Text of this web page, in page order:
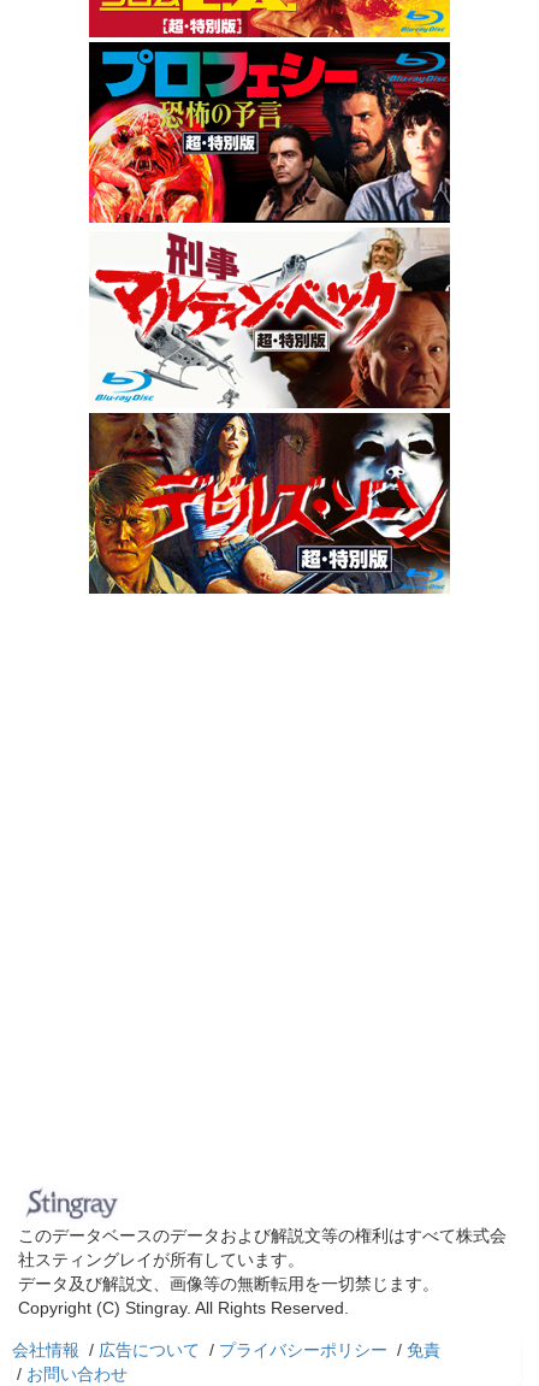
このデータベースのデータおよび解説文等の権利はすべて株式会
社スティングレイが所有しています。
データ及び解説文、画像等の無断転用を一切禁じます。
Copyright (C) Stingray. All Rights Reserved.
会社情報 / 広告について / プライバシーポリシー / 免責
/ お問い合わせ